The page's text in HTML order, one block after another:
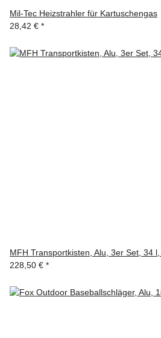
Mil-Tec Heizstrahler für Kartuschengas
28,42 € *
MFH Transportkisten, Alu, 3er Set, 34
228,50 € *